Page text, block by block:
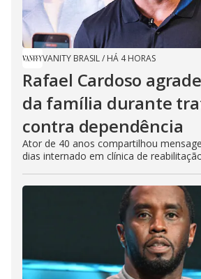
VANITY BRASIL/ HÁ 4 HORAS
Rafael Cardoso
da família durante
contra dependência
Ator de 40 anos compartilhou
dias internado em clínica de